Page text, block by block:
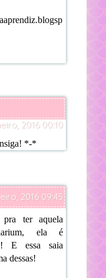
2016 00:10
*-*
2016 09:45
pra ter aquela
ela é
E essa saia
dessas!